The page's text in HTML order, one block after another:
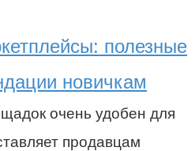
полезные
новичкам
очень удобен для
продавцам